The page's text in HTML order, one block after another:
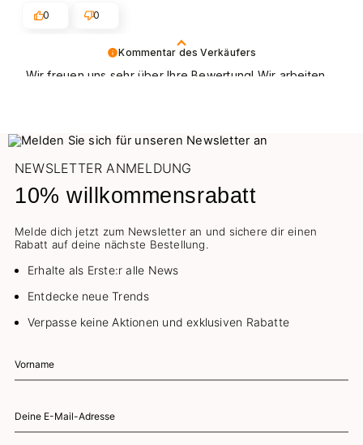
Kommentar des Verkäufers
Wir freuen uns sehr über Ihre Bewertung! Wir arbeiten
wieder besuchen. Beste Grüße
0
0
NEWSLETTER ANMELDUNG
10% willkommensrabatt
Melde dich jetzt zum Newsletter an und sichere dir einen
Rabatt auf deine nächste Bestellung.
Erhalte als Erste:r alle News
Entdecke neue Trends
Verpasse keine Aktionen und exklusiven Rabatte